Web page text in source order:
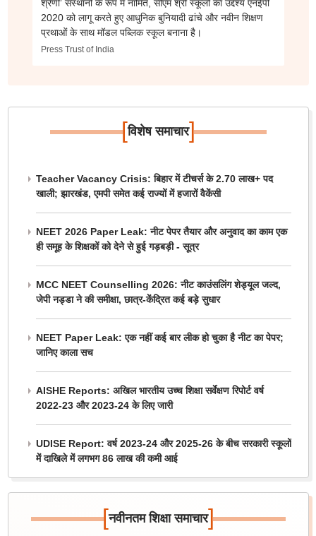
श्रेणी’ संस्थानों के रूप में नामित, सीएम श्री स्कूलों का उद्देश्य एनईपी
2020 को लागू करते हुए आधुनिक बुनियादी ढांचे और नवीन शिक्षण
प्रथाओं के साथ मॉडल पब्लिक स्कूल बनाना है।
Press Trust of India
[विशेष समाचार]
Teacher Vacancy Crisis: बिहार में टीचर्स के 2.70 लाख+ पद
खाली; झारखंड, एमपी समेत कई राज्यों में हजारों वैकेंसी
NEET 2026 Paper Leak: नीट पेपर तैयार और अनुवाद का काम एक
ही समूह के शिक्षकों को देने से हुई गड़बड़ी - सूत्र
MCC NEET Counselling 2026: नीट काउंसलिंग शेड्यूल जल्द,
जेपी नड्डा ने की समीक्षा, छात्र-केंद्रित कई बड़े सुधार
NEET Paper Leak: एक नहीं कई बार लीक हो चुका है नीट का पेपर;
जानिए काला सच
AISHE Reports: अखिल भारतीय उच्च शिक्षा सर्वेक्षण रिपोर्ट वर्ष
2022-23 और 2023-24 के लिए जारी
UDISE Report: वर्ष 2023-24 और 2025-26 के बीच सरकारी स्कूलों
में दाखिले में लगभग 86 लाख की कमी आई
[नवीनतम शिक्षा समाचार]